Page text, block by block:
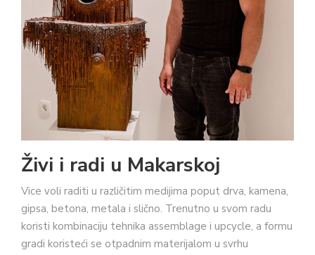
Živi i radi u Makarskoj
Vice voli raditi u različitim medijima poput drva, kamena,
gipsa, betona, metala i slično. Trenutno u svom radu
koristi kombinaciju tehnika assemblage i upcycle, a formu
gradi koristeći se otpadnim materijalom u svrhu